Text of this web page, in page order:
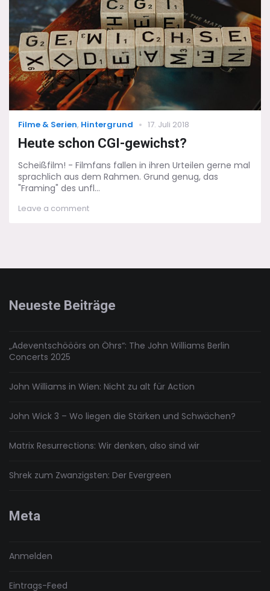
Categories
Filme & Serien, Hintergrund
Posted
on
17. Juli 2018
Heute schon CGI-gewichst?
Scheißfilm! - Filmfans fallen in ihren Urteilen gerne mal
sprachlich aus dem Rahmen. Grund genug, das
"Framing" des unfl...
Leave a commenton
Neueste Beiträge
„Adeventschööörs on Öhrs“: The John Williams Berlin
Concerts 2025
John Williams in Wien: Nicht zu alt für Action
John Wick 3 – Wo liegen die Stärken und Schwächen?
Matrix Resurrections: Wir denken, also sind wir
Shrek zum Zwanzigsten: Der Evergreen
Meta
Anmelden
Eintrags-Feed